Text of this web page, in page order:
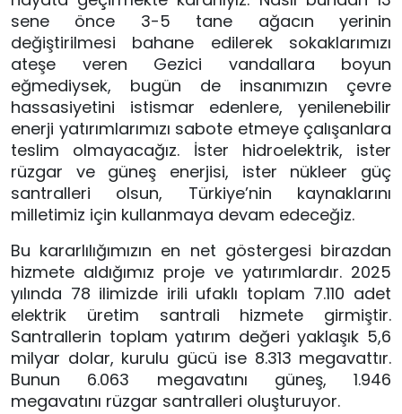
sene önce 3-5 tane ağacın yerinin
değiştirilmesi bahane edilerek sokaklarımızı
ateşe veren Gezici vandallara boyun
eğmediysek, bugün de insanımızın çevre
hassasiyetini istismar edenlere, yenilenebilir
enerji yatırımlarımızı sabote etmeye çalışanlara
teslim olmayacağız. İster hidroelektrik, ister
rüzgar ve güneş enerjisi, ister nükleer güç
santralleri olsun, Türkiye’nin kaynaklarını
milletimiz için kullanmaya devam edeceğiz.
Bu kararlılığımızın en net göstergesi birazdan
hizmete aldığımız proje ve yatırımlardır. 2025
yılında 78 ilimizde irili ufaklı toplam 7.110 adet
elektrik üretim santrali hizmete girmiştir.
Santrallerin toplam yatırım değeri yaklaşık 5,6
milyar dolar, kurulu gücü ise 8.313 megavattır.
Bunun 6.063 megavatını güneş, 1.946
megavatını rüzgar santralleri oluşturuyor.